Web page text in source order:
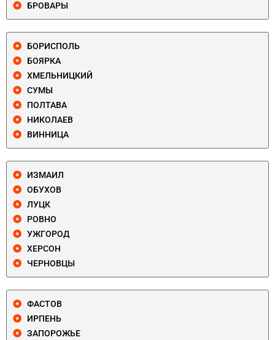
БРОВАРЫ
БОРИСПОЛЬ
БОЯРКА
ХМЕЛЬНИЦКИЙ
СУМЫ
ПОЛТАВА
НИКОЛАЕВ
ВИННИЦА
ИЗМАИЛ
ОБУХОВ
ЛУЦК
РОВНО
УЖГОРОД
ХЕРСОН
ЧЕРНОВЦЫ
ФАСТОВ
ИРПЕНЬ
ЗАПОРОЖЬЕ